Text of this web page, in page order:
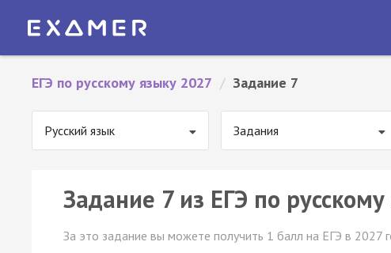
ЕГЭ по русскому языку 2027 / Задание 7
Русский язык Задания
Задание 7 из ЕГЭ по
За это задание вы можете получить 1 балл на ЕГЭ в 2027